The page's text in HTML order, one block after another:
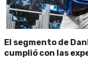
El segmento de
cumplió con las